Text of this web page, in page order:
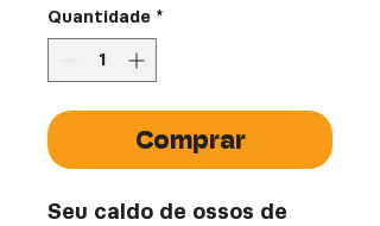
por
480
gramas
Quantidade *
Comprar
Seu caldo de ossos de